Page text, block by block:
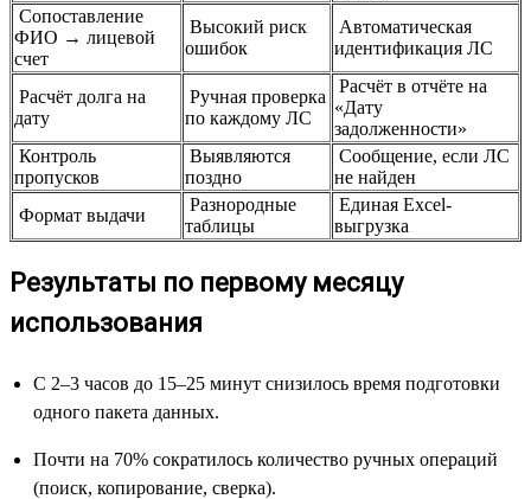
Сопоставление
ФИО → лицевой
счет
Высокий риск
ошибок
Автоматическая
идентификация ЛС
Расчёт долга на
дату
Ручная проверка
по каждому ЛС
Расчёт в отчёте на
«Дату
задолженности»
Контроль
пропусков
Выявляются
поздно
Сообщение, если ЛС
не найден
Формат выдачи
Разнородные
таблицы
Единая Excel-
выгрузка
Результаты по первому месяцу
использования
С 2–3 часов до 15–25 минут снизилось время подготовки
одного пакета данных.
Почти на 70% сократилось количество ручных операций
(поиск, копирование, сверка).